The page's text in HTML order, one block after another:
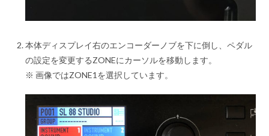
本体ディスプレイ右のエンコーダーノブを下に倒し、ペダル
の設定を変更するZONEにカーソルを移動します。
※ 画像ではZONE1を選択しています。